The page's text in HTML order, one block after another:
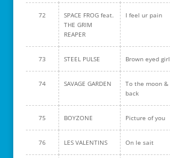
72
SPACE FROG feat.
THE GRIM
REAPER
I feel ur pain
73 STEEL PULSE Brown eyed girl
74 SAVAGE GARDEN
To the moon &
back
75 BOYZONE Picture of you
76 LES VALENTINS On le sait